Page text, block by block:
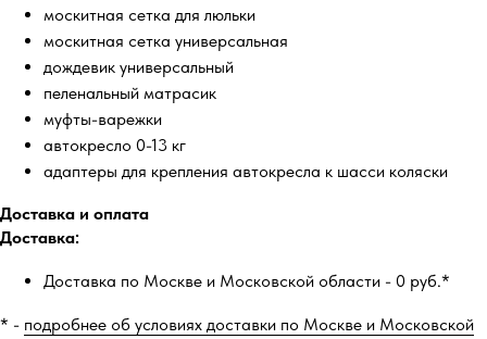
москитная сетка для люльки
москитная сетка универсальная
дождевик универсальный
пеленальный матрасик
муфты-варежки
автокресло 0-13 кг
адаптеры для крепления автокресла к шасси коляски
Доставка и оплата
Доставка:
Доставка по Москве и Московской области - 0 руб.*
* - подробнее об условиях доставки по Москве и Московской